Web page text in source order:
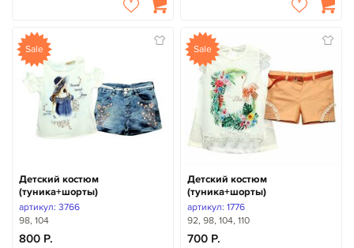
Sale
Детский костюм
(туника+шорты)
артикул: 3766
98, 104
800
Sale
Детский костюм
(туника+шорты)
артикул: 1776
92, 98, 104, 110
700